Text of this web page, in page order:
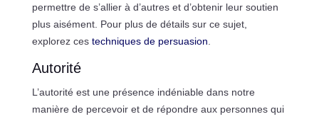
permettre de s’allier à d’autres et d’obtenir leur soutien
plus aisément. Pour plus de détails sur ce sujet,
explorez ces techniques de persuasion
Autorité
L’autorité est une présence indéniable dans notre
manière de percevoir et de répondre aux personnes qui